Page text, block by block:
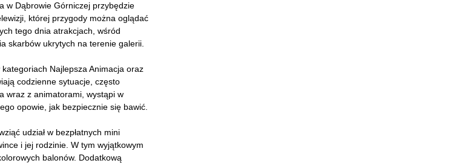
w Dąbrowie Górniczej przybędzie
której przygody można oglądać
tego dnia atrakcjach, wśród
skarbów ukrytych na terenie galerii.
Najlepsza Animacja oraz
codzienne sytuacje, często
wraz z animatorami, wystąpi w
opowie, jak bezpiecznie się bawić.
udział w bezpłatnych mini
i jej rodzinie. W tym wyjątkowym
balonów. Dodatkową